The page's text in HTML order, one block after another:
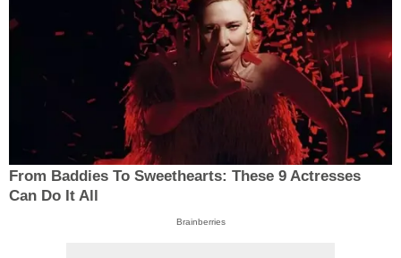
From Baddies To Sweethearts: These 9 Actresses
Can Do It All
Brainberries